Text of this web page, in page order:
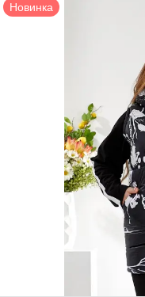
Новинка